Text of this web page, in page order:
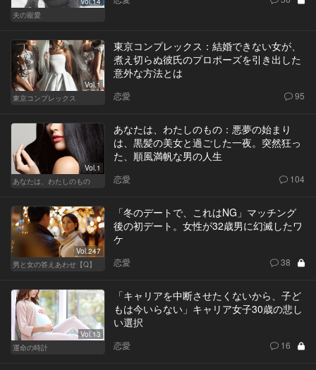
夫の寵愛
Vol.1
東京コンプレックス
東京コンプレックス：結婚できない女が、
煮え切らぬ彼氏のプロポーズを引き出した
意外な方法とは
恋愛 95
Vol.1
あなたは、わたしのもの
あなたは、わたしのもの：悪夢の始まり
は、黒髪の美女と過ごした一夜。突然狂っ
た、順風満帆な男の人生
恋愛 104
Vol.247
男と女の答えあわせ【Q】
「冬のデートで、これはNG」マッチング
後の初デート。女性が32歳男に幻滅したワ
ケ
恋愛 38
Vol.13
運命の時計
「キャリアを中断させたくないから、子ど
もは今いらない」キャリア女子30歳の悲し
い選択
恋愛 16